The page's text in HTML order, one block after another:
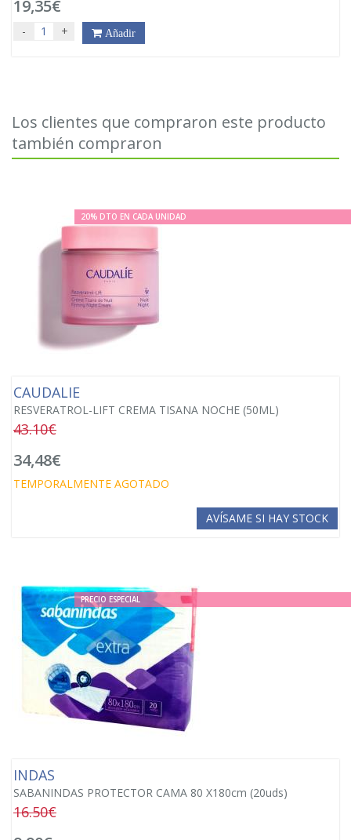
19,35€
- + Añadir
Los clientes que compraron este producto
también compraron
20% DTO EN CADA UNIDAD
CAUDALIE
RESVERATROL-LIFT CREMA TISANA NOCHE (50ML)
43.10€
34,48€
TEMPORALMENTE AGOTADO
AVÍSAME SI HAY STOCK
PRECIO ESPECIAL
INDAS
SABANINDAS PROTECTOR CAMA 80 X180cm (20uds)
16.50€